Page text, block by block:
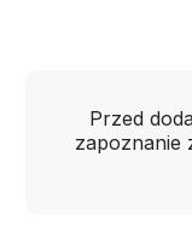
Przed
zapoznanie